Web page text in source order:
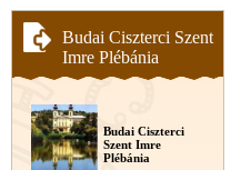
Budai Ciszterci Szent
Imre Plébánia
Budai Ciszterci
Szent Imre
Plébánia